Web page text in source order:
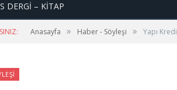
DERGİ – KİTAP
Anasayfa » Haber - Söyleşi » Yapı